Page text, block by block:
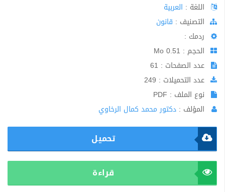
اللغة : العربية
اﻟﺘﺼﻨﻴﻒ : قانون
ردمك :
الحجم : 0.51 Mo
عدد الصفحات : 61
عدد التحميلات : 249
نوع الملف : PDF
المؤلف : دكتور محمد كمال الرخاوي
تحميل
قراءة